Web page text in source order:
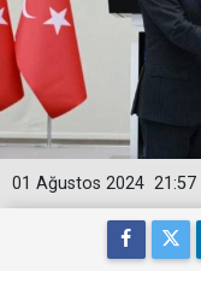
21:57
01 Ağustos 2024